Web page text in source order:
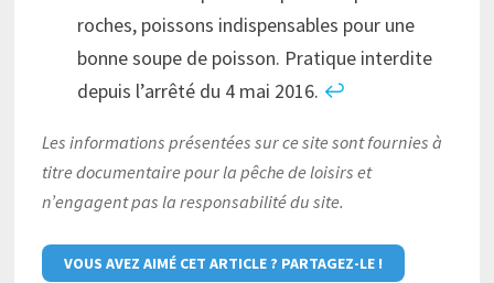
roches, poissons indispensables pour une
bonne soupe de poisson. Pratique interdite
depuis l’arrêté du 4 mai 2016. ↩︎
Les informations présentées sur ce site sont fournies à
titre documentaire pour la pêche de loisirs et
n’engagent pas la responsabilité du site.
VOUS AVEZ AIMÉ CET ARTICLE ? PARTAGEZ-LE !